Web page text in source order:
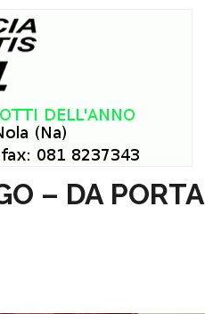
– DA PORTA